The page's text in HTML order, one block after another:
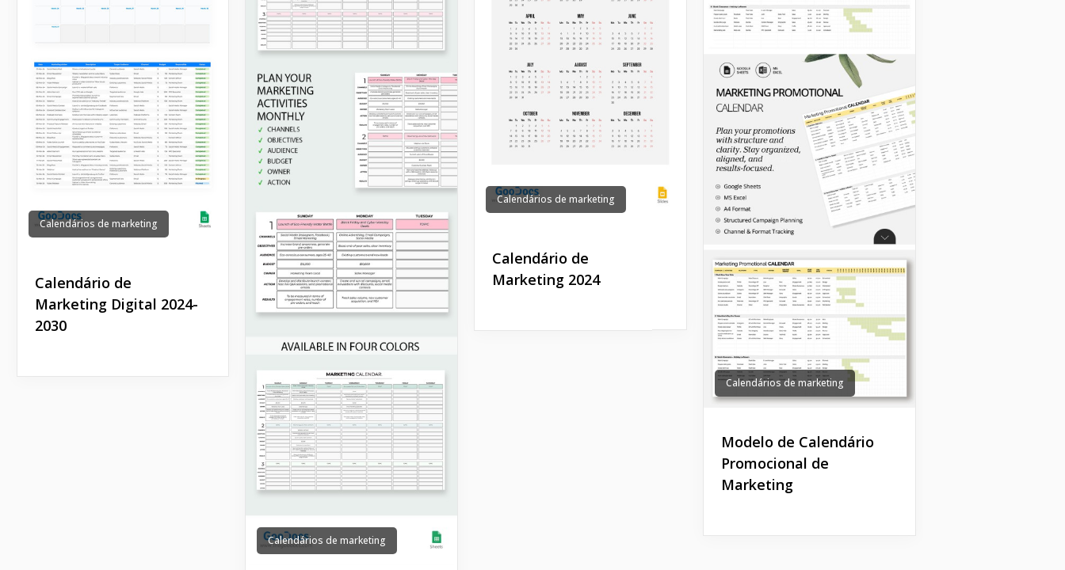
Calendários de marketing
Calendário de
Marketing Digital 2024-
2030
Calendários de marketing
Calendários de marketing
Calendário de
Marketing 2024
Calendários de marketing
Modelo de Calendário
Promocional de
Marketing